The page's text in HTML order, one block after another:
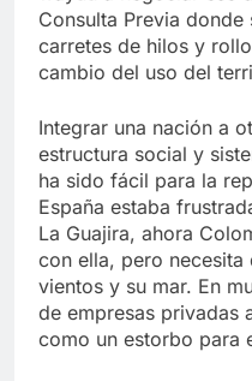
Consulta Previa
carretes de hilos y
cambio del uso del
Integrar una nación a
estructura social y
ha sido fácil para la
España estaba
La Guajira, ahora
con ella, pero necesita
vientos y su mar. En
de empresas privadas
como un estorbo para